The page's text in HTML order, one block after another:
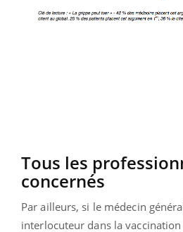
Tous les
concernés
Par ailleurs, si le médecin
interlocuteur dans la